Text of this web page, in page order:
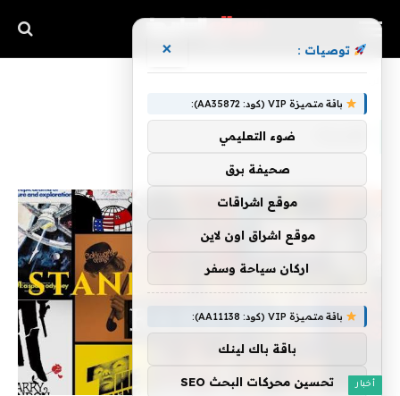
أخبار
توصيات : ×
باقة متميزة VIP (كود: AA35872):
ضوء التعليمي
صحيفة برق
موقع اشراقات
موقع اشراق اون لاين
اركان سياحة وسفر
باقة متميزة VIP (كود: AA11138):
باقة باك لينك
تحسين محركات البحث SEO